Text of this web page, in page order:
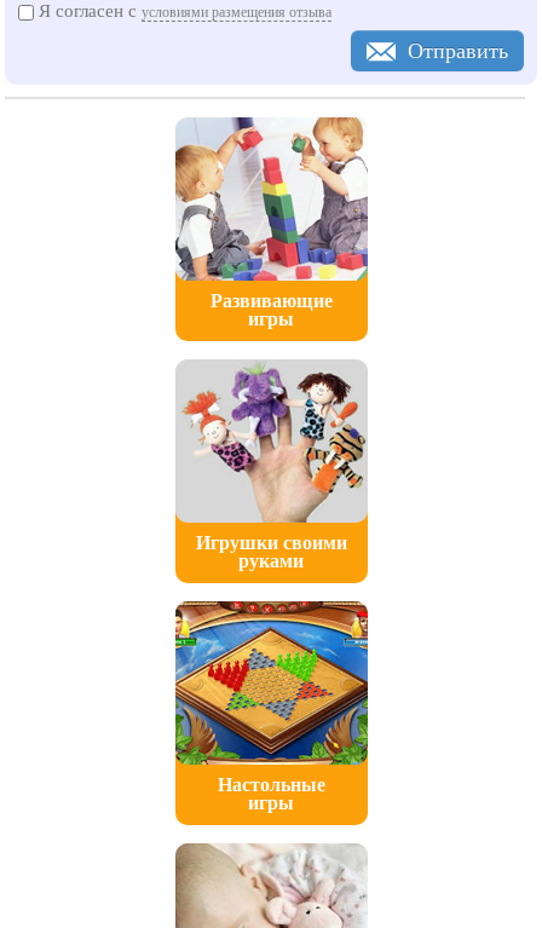
Я согласен сусловиями размещения отзыва
Отправить
Развивающие
игры
Игрушки своими
руками
Настольные
игры